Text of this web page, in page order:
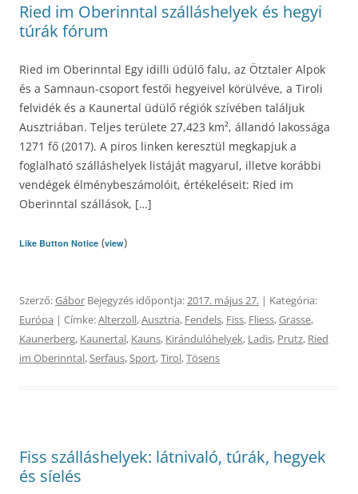
Ried im Oberinntal szálláshelyek és hegyi
túrák fórum
Ried im Oberinntal Egy idilli üdülő falu, az Ötztaler Alpok
és a Samnaun-csoport festői hegyeivel körülvéve, a Tiroli
felvidék és a Kaunertal üdülő régiók szívében találjuk
Ausztriában. Teljes területe 27,423 km², állandó lakossága
1271 fő (2017). A piros linken keresztül megkapjuk a
foglalható szálláshelyek listáját magyarul, illetve korábbi
vendégek élménybeszámolóit, értékeléseit: Ried im
Oberinntal szállások, […]
Like Button Notice (view)
Szerző:Gábor Bejegyzés időpontja:2017. május 27. | Kategória:
Európa | Címke:Alterzoll,Ausztria, Fendels, Fiss, Fliess,Grasse,
Kaunerberg, Kaunertal, Kauns, Kirándulóhelyek, Ladis, Prutz, Ried
im Oberinntal,Serfaus,Sport,Tirol,Tösens
Fiss szálláshelyek: látnivaló, túrák, hegyek
és síelés